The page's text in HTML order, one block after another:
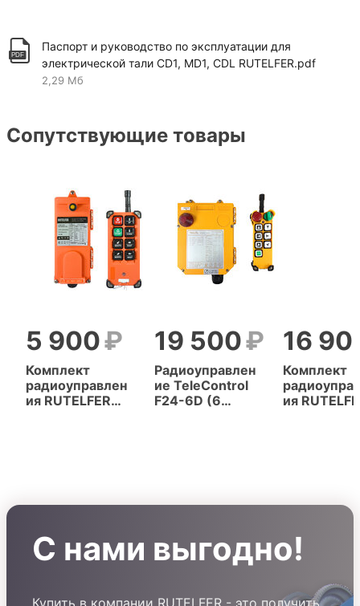
Паспорт и руководство по эксплуатации для
электрической тали CD1, MD1, CDL RUTELFER.pdf
2,29 Мб
Сопутствующие товары
Комплект
радиоуправлен
ия RUTELFER
5 900
Радиоуправлен
ие TeleControl
F24-6D (6
19 500
Комплект
ия
16
С нами выгодно!
Купить в компании RUTELFER - это получить